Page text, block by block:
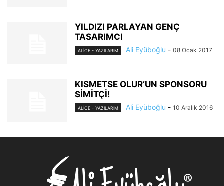
YILDIZI PARLAYAN GENÇ
TASARIMCI
ALİCE - YAZILARIM Ali Eyüboğlu - 08 Ocak 2017
KISMETSE OLUR’UN SPONSORU
SİMİTÇİ!
ALİCE - YAZILARIM Ali Eyüboğlu - 10 Aralık 2016